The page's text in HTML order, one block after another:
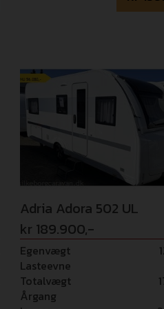
Adria Adora 502 UL
kr 189.900,-
Egenvægt
Lasteevne
Totalvægt
Årgang